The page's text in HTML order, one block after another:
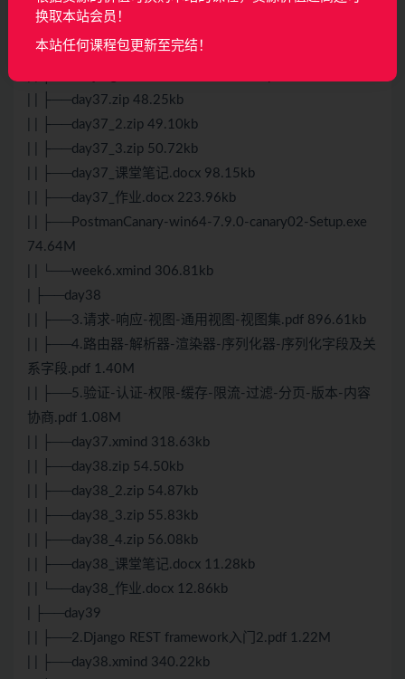
| ├──day37
| | ├──1.DjangoREST framework入门1.pdf 1.41M
| | ├──day37.zip 48.25kb
| | ├──day37_2.zip 49.10kb
| | ├──day37_3.zip 50.72kb
| | ├──day37_课堂笔记.docx 98.15kb
| | ├──day37_作业.docx 223.96kb
| | ├──PostmanCanary-win64-7.9.0-canary02-Setup.exe
74.64M
| | └──week6.xmind 306.81kb
| ├──day38
| | ├──3.请求-响应-视图-通用视图-视图集.pdf 896.61kb
| | ├──4.路由器-解析器-渲染器-序列化器-序列化字段及关
系字段.pdf 1.40M
| | ├──5.验证-认证-权限-缓存-限流-过滤-分页-版本-内容
协商.pdf 1.08M
| | ├──day37.xmind 318.63kb
| | ├──day38.zip 54.50kb
| | ├──day38_2.zip 54.87kb
| | ├──day38_3.zip 55.83kb
| | ├──day38_4.zip 56.08kb
| | ├──day38_课堂笔记.docx 11.28kb
| | └──day38_作业.docx 12.86kb
| ├──day39
| | ├──2.Django REST framework入门2.pdf 1.22M
| | ├──day38.xmind 340.22kb
换取本站会员！
本站任何课程包更新至完结！